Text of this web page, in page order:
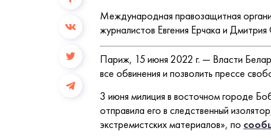
Международная правозащитная
журналистов Евгения Ерчака и Дмитрия
Париж, 15 июня 2022 г. — Власти
все обвинения и позволить прессе
3 июня милиция в восточном городе
отправила его в следственный
экстремистских материалов», по